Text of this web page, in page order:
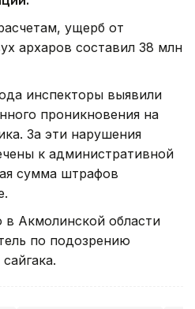
ущерб от
архаров составил 38 млн
инспекторы выявили
проникновения на
За эти нарушения
к административной
сумма штрафов
в Акмолинской области
по подозрению